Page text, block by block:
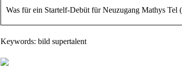
Was für ein Startelf-Debüt für Neuzugang Mathys
Keywords: bild supertalent